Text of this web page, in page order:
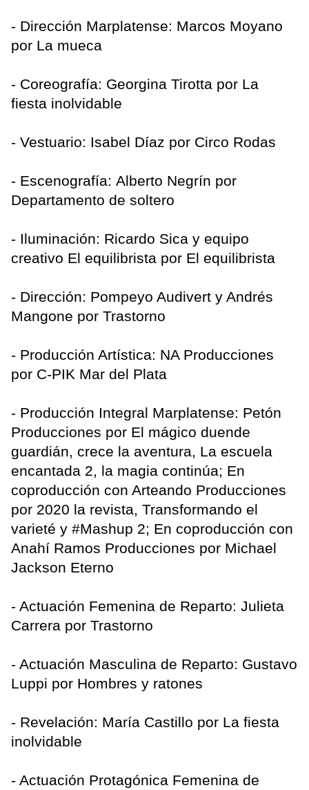
- Dirección Marplatense: Marcos Moyano
por La mueca
- Coreografía: Georgina Tirotta por La
fiesta inolvidable
- Vestuario: Isabel Díaz por Circo Rodas
- Escenografía: Alberto Negrín por
Departamento de soltero
- Iluminación: Ricardo Sica y equipo
creativo El equilibrista por El equilibrista
- Dirección: Pompeyo Audivert y Andrés
Mangone por Trastorno
- Producción Artística: NA Producciones
por C-PIK Mar del Plata
- Producción Integral Marplatense: Petón
Producciones por El mágico duende
guardián, crece la aventura, La escuela
encantada 2, la magia continúa; En
coproducción con Arteando Producciones
por 2020 la revista, Transformando el
varieté y #Mashup 2; En coproducción con
Anahí Ramos Producciones por Michael
Jackson Eterno
- Actuación Femenina de Reparto: Julieta
Carrera por Trastorno
- Actuación Masculina de Reparto: Gustavo
Luppi por Hombres y ratones
- Revelación: María Castillo por La fiesta
inolvidable
- Actuación Protagónica Femenina de